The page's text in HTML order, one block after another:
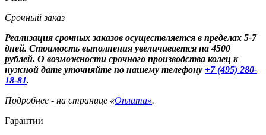
Срочный заказ
Реализация срочных заказов осуществляется в пределах 5-7
дней. Стоимость выполнения увеличивается на 4500
рублей. О возможности срочного производства колец к
нужной дате уточняйте по нашему телефону +7 (495) 280-
18-81.
Подробнее - на странице «Оплата».
Гарантии